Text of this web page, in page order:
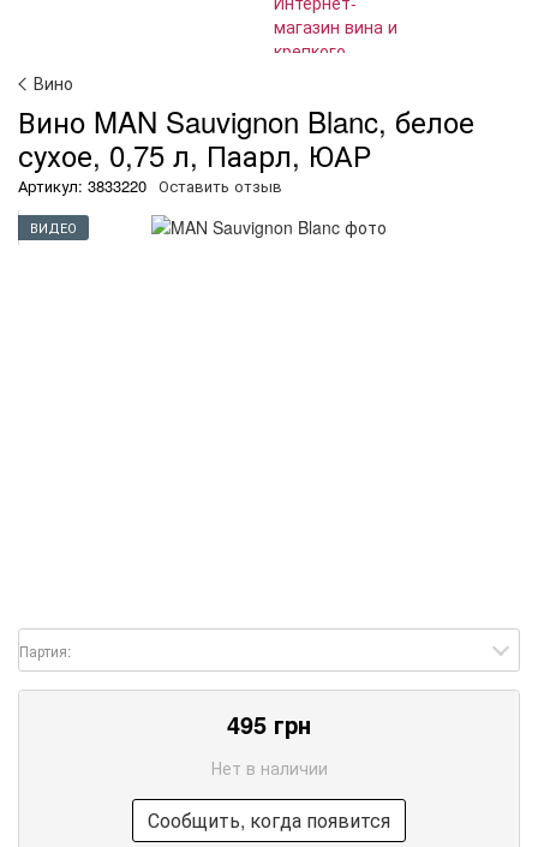
Вино
Вино MAN Sauvignon Blanc, белое
сухое, 0,75 л, Паарл, ЮАР
Артикул: 3833220 Оставить отзыв
ВИДЕО
Партия:
495 грн
Нет в наличии
Сообщить, когда появится